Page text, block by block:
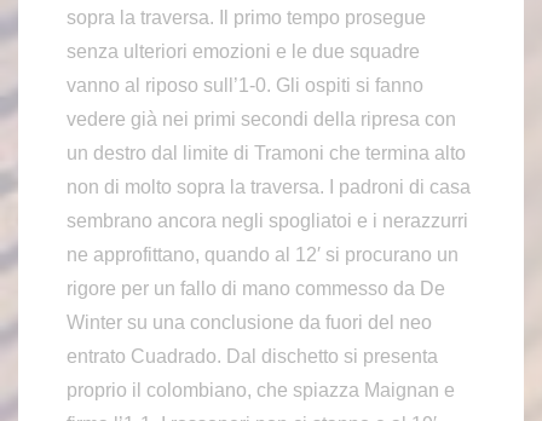
sopra la traversa. Il primo tempo prosegue
senza ulteriori emozioni e le due squadre
vanno al riposo sull’1-0. Gli ospiti si fanno
vedere già nei primi secondi della ripresa con
un destro dal limite di Tramoni che termina alto
non di molto sopra la traversa. I padroni di casa
sembrano ancora negli spogliatoi e i nerazzurri
ne approfittano, quando al 12′ si procurano un
rigore per un fallo di mano commesso da De
Winter su una conclusione da fuori del neo
entrato Cuadrado. Dal dischetto si presenta
proprio il colombiano, che spiazza Maignan e